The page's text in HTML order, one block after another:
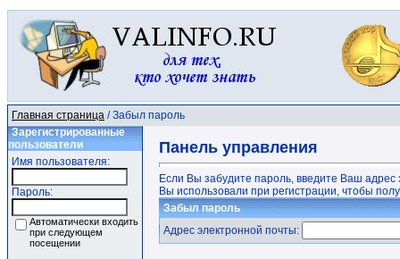
Главная страница / Забыл пароль
Зарегистрированные
пользователи
Имя пользователя:
Пароль:
Автоматически входить
при следующем
посещении
Панель управления
Если Вы забудите пароль, введите Ваш адрес
Вы использовали при регистрации, чтобы
Забыл пароль
Адрес электронной почты: